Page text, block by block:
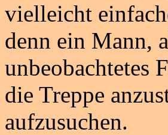
vielleicht
denn ein Mann,
unbeobachtetes
die Treppe
aufzusuchen.